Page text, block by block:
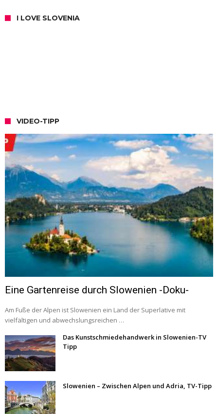
I LOVE SLOVENIA
VIDEO-TIPP
Eine Gartenreise durch Slowenien -Doku-
Am Fuße der Alpen ist Slowenien ein Land der Superlative mit
vielfältigen und abwechslungsreichen …
Das Kunstschmiedehandwerk in Slowenien-TV
Tipp
Slowenien – Zwischen Alpen und Adria, TV-Tipp